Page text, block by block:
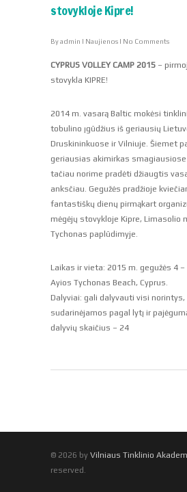
stovykloje Kipre!
Byadmin | Naujienos | No Comments
CYPRUS VOLLEY CAMP 2015 –
stovykla KIPRE!
2014 m. vasarą Baltic mokėsi
tobulino įgūdžius iš geriausių
Druskininkuose ir Vilniuje. Šiemet
geriausias akimirkas
tačiau norime pradėti džiaugtis
anksčiau. Gegužės pradžioje
fantastiškų dienų pirmąkart
mėgėjų stovykloje Kipre, Limasolio
Tychonas paplūdimyje.
Laikas ir vieta: 2015 m. gegužės 4
Ayios Tychonas Beach, Cyprus.
Dalyviai: gali dalyvauti visi norintys,
sudarinėjamos pagal lytį ir
dalyvių skaičius – 24
© 2026 by Vilniaus Tinklinio
reserved.